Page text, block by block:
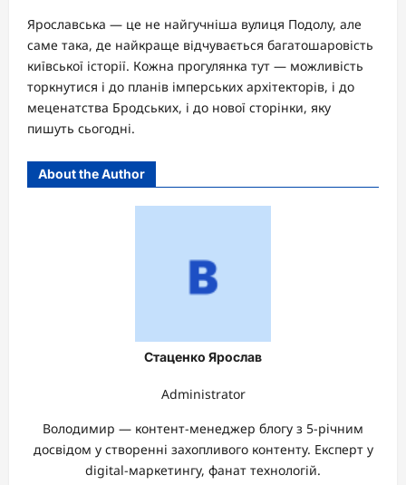
Ярославська — це не найгучніша вулиця Подолу, але
саме така, де найкраще відчувається багатошаровість
київської історії. Кожна прогулянка тут — можливість
торкнутися і до планів імперських архітекторів, і до
меценатства Бродських, і до нової сторінки, яку
пишуть сьогодні.
About the Author
Стаценко Ярослав
Administrator
Володимир — контент-менеджер блогу з 5-річним
досвідом у створенні захопливого контенту. Експерт у
digital-маркетингу, фанат технологій.